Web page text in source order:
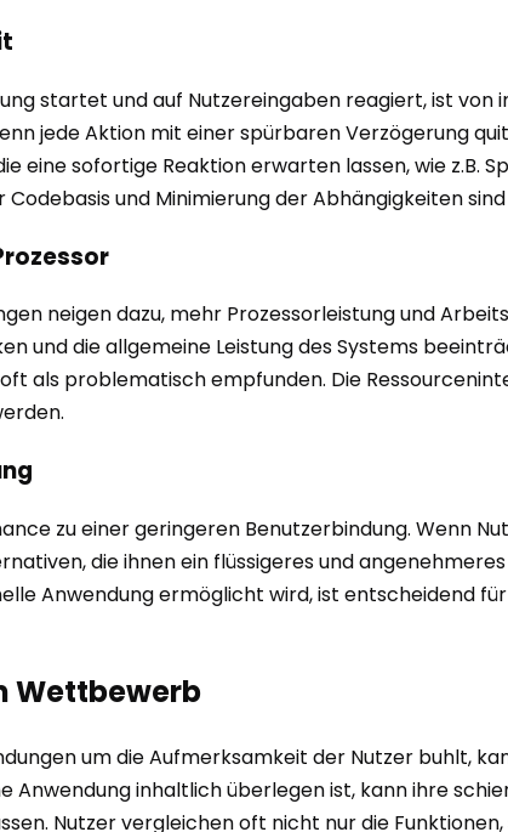
startet und auf Nutzereingaben reagiert, ist
jede Aktion mit einer spürbaren Verzögerung
eine sofortige Reaktion erwarten lassen, wie z.B.
und Minimierung der Abhängigkeiten
neigen dazu, mehr Prozessorleistung und
und die allgemeine Leistung des Systems
als problematisch empfunden. Die
zu einer geringeren Benutzerbindung. Wenn
die ihnen ein flüssigeres und
Anwendung ermöglicht wird, ist entscheidend
Wettbewerb
um die Aufmerksamkeit der Nutzer buhlt,
Anwendung inhaltlich überlegen ist, kann ihre
Nutzer vergleichen oft nicht nur die